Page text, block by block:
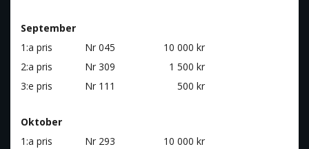
September
1:a pris
Nr 045
10 000 kr
2:a pris
Nr 309
1 500 kr
3:e pris
Nr 111 500 kr
Oktober
1:a pris
Nr 293
10 000 kr